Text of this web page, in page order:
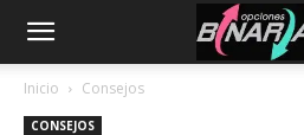
Inicio Consejos
CONSEJOS